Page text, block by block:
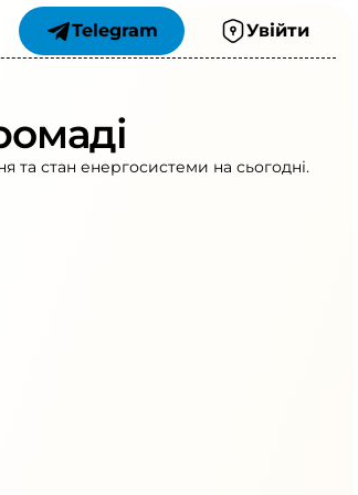
Telegram Увійти
та стан енергосистеми на сьогодні.